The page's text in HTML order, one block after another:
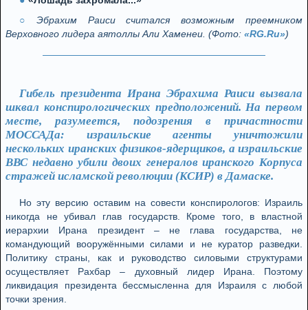
Эбрахим Раиси считался возможным преемником
Верховного лидера аятоллы Али Хаменеи. (Фото: «RG.Ru»)
Гибель президента Ирана Эбрахима Раиси вызвала
шквал конспирологических предположений. На первом
месте, разумеется, подозрения в причастности
МОССАДа: израильские агенты уничтожили
нескольких иранских физиков-ядерщиков, а израильские
ВВС недавно убили двоих генералов иранского Корпуса
стражей исламской революции (КСИР) в Дамаске.
Но эту версию оставим на совести конспирологов: Израиль
никогда не убивал глав государств. Кроме того, в властной
иерархии Ирана президент – не глава государства, не
командующий вооружёнными силами и не куратор разведки.
Политику страны, как и руководство силовыми структурами
осуществляет Рахбар – духовный лидер Ирана. Поэтому
ликвидация президента бессмысленна для Израиля с любой
точки зрения.